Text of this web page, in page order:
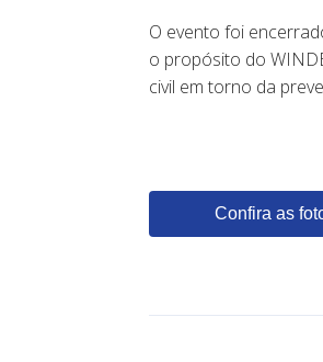
O evento foi
o propósito do
civil em torno da
Confira as